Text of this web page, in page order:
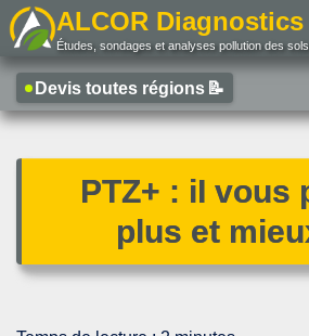
au
contenu
ALCOR Diagnostics
Études, sondages et analyses pollution des sols
Devis toutes régions 📝
PTZ+ : iI vous
plus et